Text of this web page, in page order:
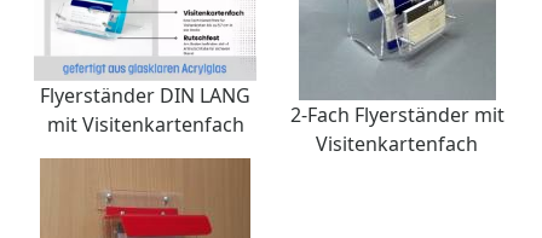
Flyerständer DIN LANG
mit Visitenkartenfach
2-Fach Flyerständer mit
Visitenkartenfach